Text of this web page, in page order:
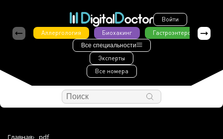
Войти
Аллергология
Биохакинг Гастроэнтерология
Все специальности
Эксперты
Все номера
Главная pdf